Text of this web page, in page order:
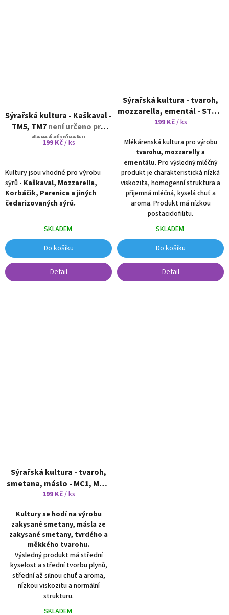
Sýrařská kultura - Kaškaval -
TM5, TM7není určeno pro
domácí výrobu
199 Kč/ ks
Kultury jsou vhodné pro výrobu
sýrů - Kaškaval, Mozzarella,
Korbáčik, Parenica a jiných
čedarizovaných sýrů.
SKLADEM
Do košíku
Detail
Sýrařská kultura - tvaroh,
mozzarella, ementál - STN1,
není určeno pro
199 Kč/ ks
Mlékárenská kultura pro výrobu
tvarohu, mozzarelly a
ementálu. Pro výsledný mléčný
produkt je charakteristická nízká
viskozita, homogenní struktura a
příjemná mléčná, kyselá chuť a
aroma. Produkt má nízkou
postacidofilitu.
SKLADEM
Do košíku
Detail
Sýrařská kultura - tvaroh,
smetana, máslo - MC1, MC2,
MC3, MC4není určeno pro
199 Kč/ ks
Kultury se hodí na výrobu
zakysané smetany, másla ze
zakysané smetany, tvrdého a
měkkého tvarohu.
Výsledný produkt má střední
kyselost a střední tvorbu plynů,
střední až silnou chuť a aroma,
nízkou viskozitu a normální
strukturu.
SKLADEM